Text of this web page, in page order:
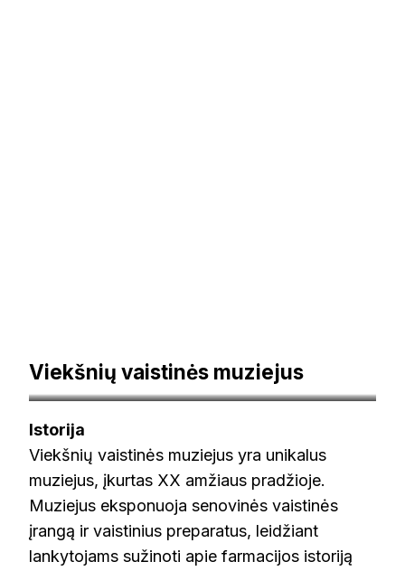
Viekšnių vaistinės muziejus
Istorija
Viekšnių vaistinės muziejus yra unikalus
muziejus, įkurtas XX amžiaus pradžioje.
Muziejus eksponuoja senovinės vaistinės
įrangą ir vaistinius preparatus, leidžiant
lankytojams sužinoti apie farmacijos istoriją